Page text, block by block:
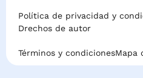
Política de privacidad y
Drechos de autor
Términos y condicionesMapa